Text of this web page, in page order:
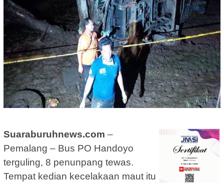
Suaraburuhnews.com –
Pemalang – Bus PO Handoyo
terguling, 8 penunpang tewas.
Tempat kedian kecelakaan maut itu